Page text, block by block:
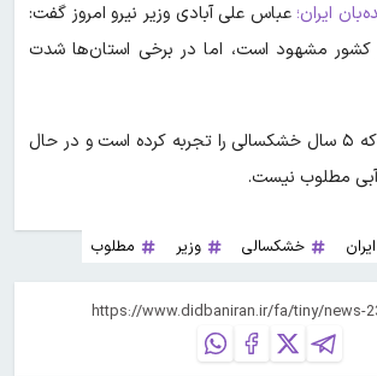
ایران؛ عباس علی آبادی وزیر نیرو امروز گفت:
کشور مشهود است، اما در برخی استان‌ها شدت
مانند استان تهران که ۵ سال خشکسالی را تجربه کرده است و در حال
آبی مطلوب نیست.
ایران خشکسالی وزیر مطلوب